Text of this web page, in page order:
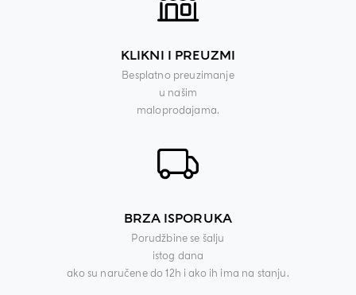
KLIKNI I PREUZMI
Besplatno preuzimanje
u našim
maloprodajama.
BRZA ISPORUKA
Porudžbine se šalju
istog dana
ako su naručene do 12h i ako ih ima na stanju.